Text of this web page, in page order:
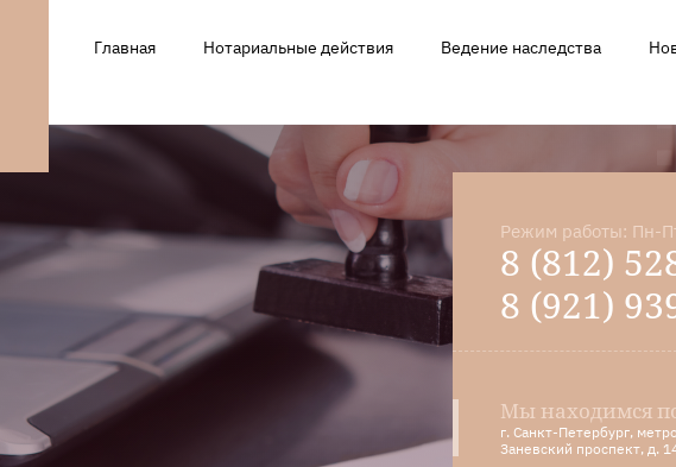
Главная Нотариальные действия Ведение наследства
Режим работы: Пн-
8 (812)
8 (921)
Мы находимся
г. Санкт-Петербург,
Заневский проспект, д.